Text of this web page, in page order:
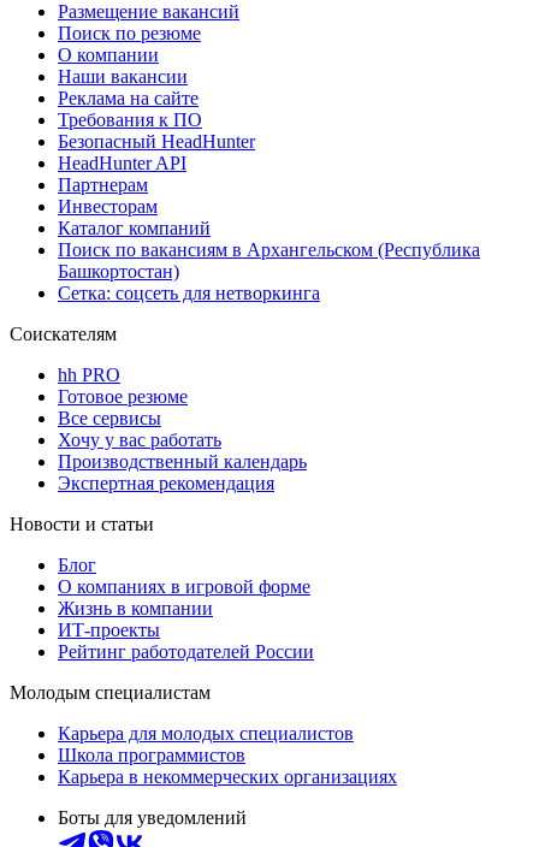
Размещение вакансий
Поиск по резюме
О компании
Наши вакансии
Реклама на сайте
Требования к ПО
Безопасный HeadHunter
HeadHunter API
Партнерам
Инвесторам
Каталог компаний
Поиск по вакансиям в Архангельском (Республика
Башкортостан)
Сетка: соцсеть для нетворкинга
Соискателям
hh PRO
Готовое резюме
Все сервисы
Хочу у вас работать
Производственный календарь
Экспертная рекомендация
Новости и статьи
Блог
О компаниях в игровой форме
Жизнь в компании
ИТ-проекты
Рейтинг работодателей России
Молодым специалистам
Карьера для молодых специалистов
Школа программистов
Карьера в некоммерческих организациях
Боты для уведомлений